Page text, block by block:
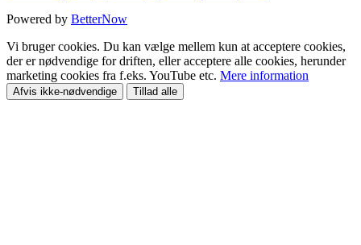
Powered by BetterNow
Vi bruger cookies. Du kan vælge mellem kun at acceptere cookies,
der er nødvendige for driften, eller acceptere alle cookies, herunder
marketing cookies fra f.eks. YouTube etc. Mere information
Afvis ikke-nødvendige Tillad alle